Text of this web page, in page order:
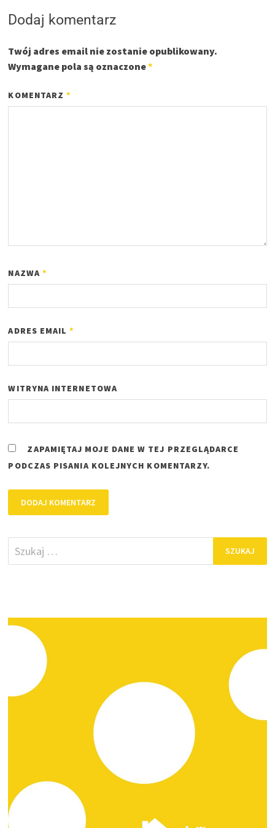
Dodaj komentarz
Twój adres email nie zostanie opublikowany.
Wymagane pola są oznaczone*
KOMENTARZ*
NAZWA *
ADRES EMAIL*
WITRYNA INTERNETOWA
ZAPAMIĘTAJ MOJE DANE W TEJ PRZEGLĄDARCE
PODCZAS PISANIA KOLEJNYCH KOMENTARZY.
Szukaj: